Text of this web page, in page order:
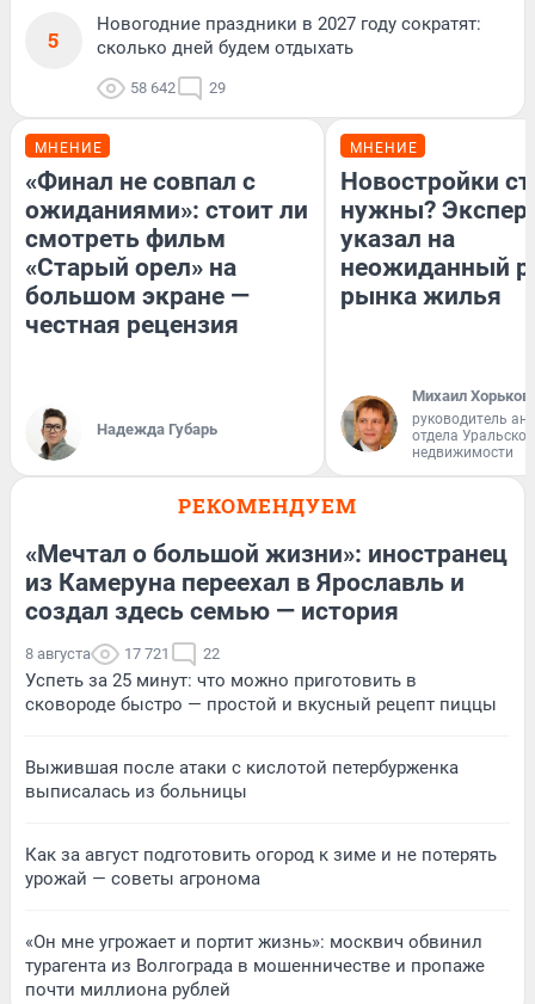
5
Новогодние праздники в 2027 году сократят:
сколько дней будем отдыхать
58 642 29
МНЕНИЕ
«Финал не совпал с
ожиданиями»: стоит ли
смотреть фильм
«Старый орел» на
большом экране —
честная рецензия
Надежда Губарь
МНЕНИЕ
Новостройки
нужны?
указал на
неожиданный
рынка жилья
Михаил Хорьков
руководитель
отдела
недвижимости
РЕКОМЕНДУЕМ
«Мечтал о большой жизни»: иностранец
из Камеруна переехал в Ярославль и
создал здесь семью — история
8 августа 17 721 22
Успеть за 25 минут: что можно приготовить в
сковороде быстро — простой и вкусный рецепт пиццы
Выжившая после атаки с кислотой петербурженка
выписалась из больницы
Как за август подготовить огород к зиме и не потерять
урожай — советы агронома
«Он мне угрожает и портит жизнь»: москвич обвинил
турагента из Волгограда в мошенничестве и пропаже
почти миллиона рублей